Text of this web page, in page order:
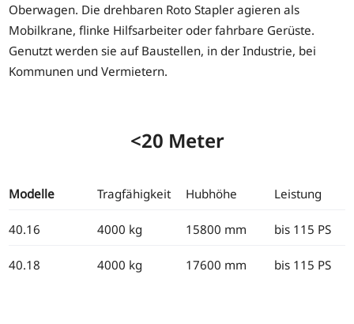
Oberwagen. Die drehbaren Roto Stapler agieren als
Mobilkrane, flinke Hilfsarbeiter oder fahrbare Gerüste.
Genutzt werden sie auf Baustellen, in der Industrie, bei
Kommunen und Vermietern.
<20 Meter
Modelle Tragfähigkeit Hubhöhe Leistung
40.16 4000 kg 15800 mm bis 115 PS
40.18 4000 kg 17600 mm bis 115 PS